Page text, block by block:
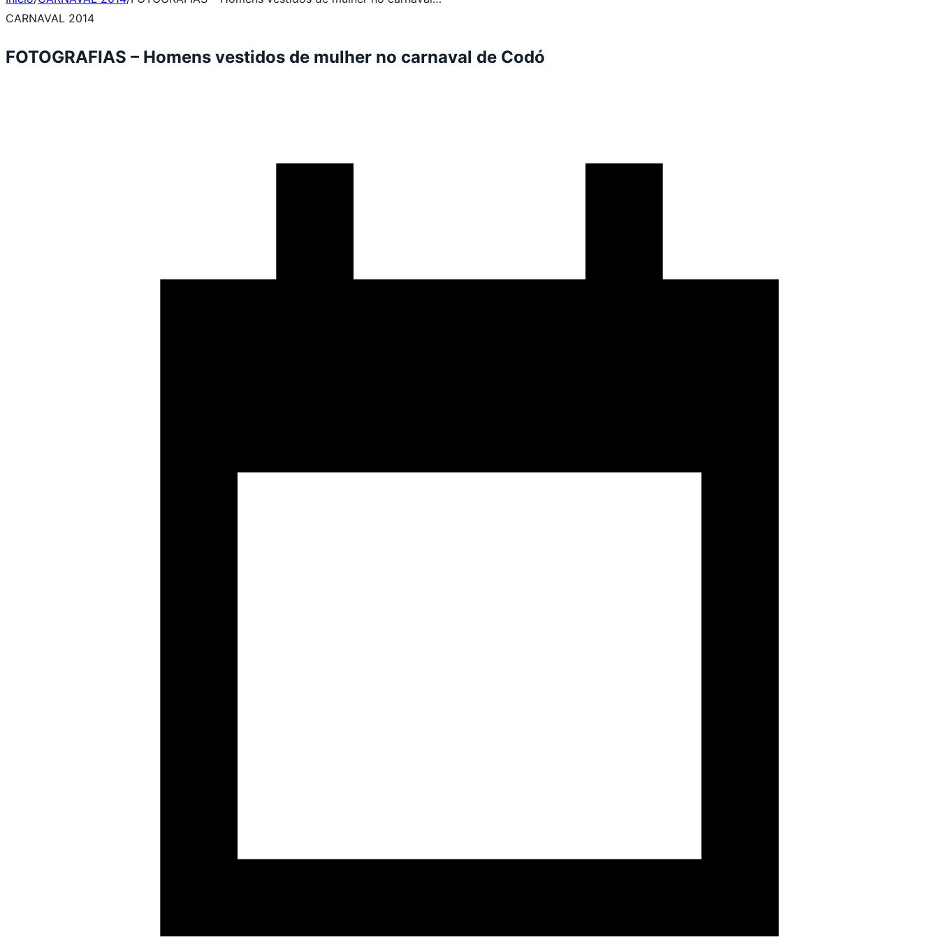
CARNAVAL 2014
FOTOGRAFIAS – Homens vestidos de mulher no carnaval de Codó